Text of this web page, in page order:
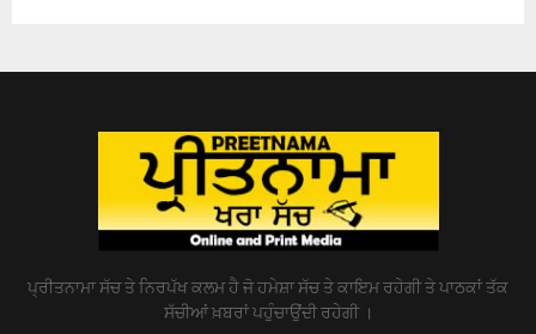
ਪ੍ਰੀਤਨਾਮਾ ਸੱਚ ਤੇ ਨਿਰਪੱਖ ਕਲਮ ਹੈ ਜੋ ਹਮੇਸ਼ਾ ਸੱਚ ਤੇ ਕਾਇਮ ਰਹੇਗੀ ਤੇ ਪਾਠਕਾਂ ਤੱਕ
ਸੱਚੀਆਂ ਖ਼ਬਰਾਂ ਪਹੁੰਚਾਉਂਦੀ ਰਹੇਗੀ ।